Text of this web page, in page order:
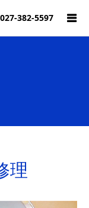
027-382-5597
理